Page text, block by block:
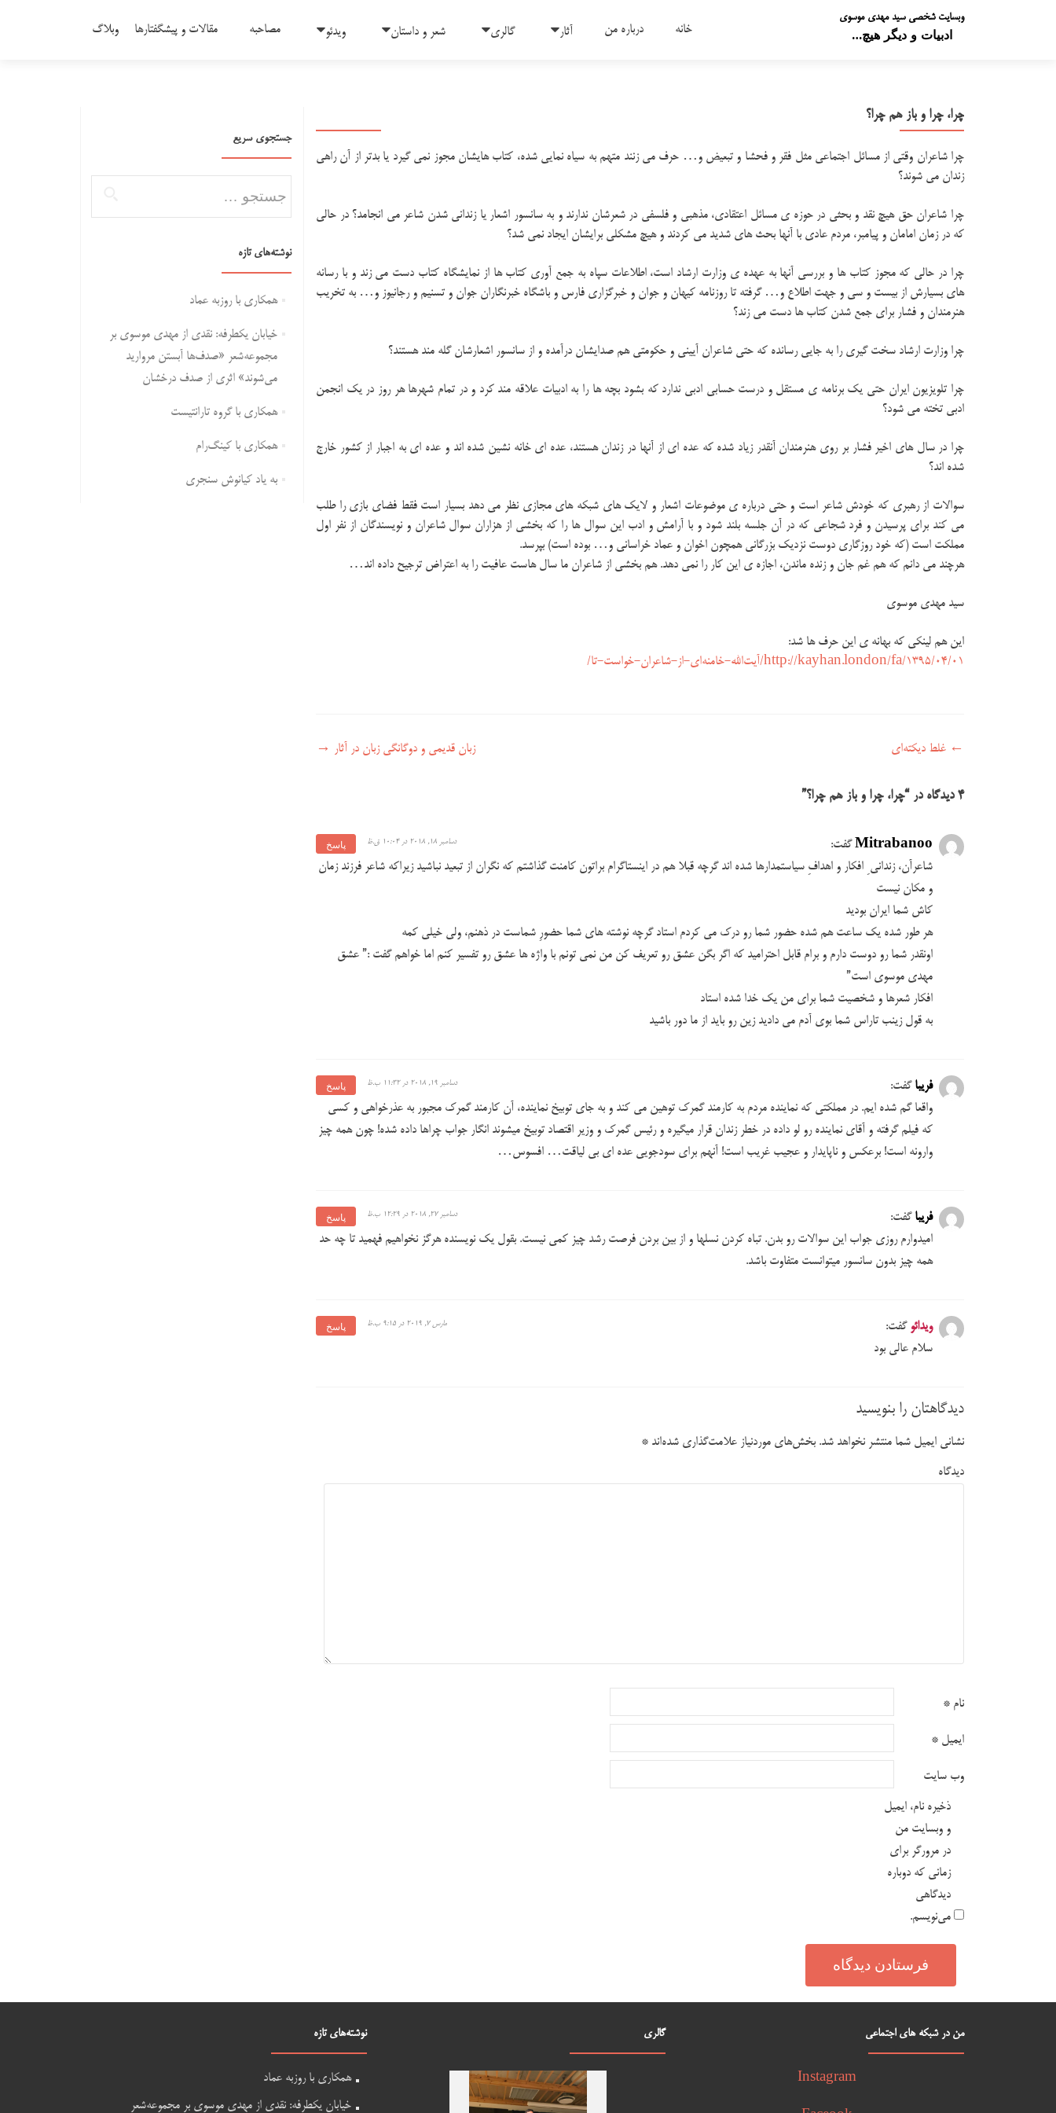
وبسایت شخصی سید مهدی موسوی
ادبیات و دیگر هیچ…
خانه
درباره من آثار گالری شعر و داستان ویدئو مصاحبه مقالات و پیشگفتارها وبلاگ
چرا، چرا و باز هم چرا؟
چرا شاعران وقتی از مسائل اجتماعی مثل فقر و فحشا و تبعیض و… حرف می زنند متهم به سیاه نمایی شده، کتاب هایشان مجوز نمی گیرد یا بدتر از آن راهی
زندان می شوند؟
چرا شاعران حق هیچ نقد و بحثی در حوزه ی مسائل اعتقادی، مذهبی و فلسفی در شعرشان ندارند و به سانسور اشعار یا زندانی شدن شاعر می انجامد؟ در حالی
که در زمان امامان و پیامبر، مردم عادی با آنها بحث های شدید می کردند و هیچ مشکلی برایشان ایجاد نمی شد؟
چرا در حالی که مجوز کتاب ها و بررسی آنها به عهده ی وزارت ارشاد است، اطلاعات سپاه به جمع آوری کتاب ها از نمایشگاه کتاب دست می زند و با رسانه
های بسیارش از بیست و سی و جهت اطلاع و… گرفته تا روزنامه کیهان و جوان و خبرگزاری فارس و باشگاه خبرنگاران جوان و تسنیم و رجانیوز و… به تخریب
هنرمندان و فشار برای جمع شدن کتاب ها دست می زند؟
چرا وزارت ارشاد سخت گیری را به جایی رسانده که حتی شاعران آیینی و حکومتی هم صدایشان درآمده و از سانسور اشعارشان گله مند هستند؟
چرا تلویزیون ایران حتی یک برنامه ی مستقل و درست حسابی ادبی ندارد که بشود بچه ها را به ادبیات علاقه مند کرد و در تمام شهرها هر روز در یک انجمن
ادبی تخته می شود؟
چرا در سال های اخیر فشار بر روی هنرمندان آنقدر زیاد شده که عده ای از آنها در زندان هستند، عده ای خانه نشین شده اند و عده ای به اجبار از کشور خارج
شده اند؟
سوالات از رهبری که خودش شاعر است و حتی درباره ی موضوعات اشعار و لایک های شبکه های مجازی نظر می دهد بسیار است فقط فضای بازی را طلب
می کند برای پرسیدن و فرد شجاعی که در آن جلسه بلند شود و با آرامش و ادب این سوال ها را که بخشی از هزاران سوال شاعران و نویسندگان از نفر اول
مملکت است (که خود روزگاری دوست نزدیک بزرگانی همچون اخوان و عماد خراسانی و… بوده است) بپرسد.
هرچند می دانم که هم غم جان و زنده ماندن، اجازه ی این کار را نمی دهد. هم بخشی از شاعران ما سال هاست عافیت را به اعتراض ترجیح داده اند…
سید مهدی موسوی
این هم لینکی که بهانه ی این حرف ها شد:
http://kayhan.london/fa/1395/04/01/آیت‌الله-خامنه‌ای-از-شاعران-خواست-تا/
راهبری نوشته
← غلط دیکته‌ای زبان قدیمی و دوگانگی زبان در آثار →
4 دیدگاه در “ چرا، چرا و باز هم چرا؟”
Mitrabanoo گفت: دسامبر 18, 2018 در 10:04 ق.ظ
شاعرآن، زندانی ِ افکار و اهدافِ سیاستمدارها شده اند گرچه قبلا هم در اینستاگرام براتون کامنت گذاشتم که نگران از تبعید نباشید زیراکه شاعر فرزند زمان
و مکان نیست
کاش شما ایران بودید
هر طور شده یک ساعت هم شده حضور شما رو درک می کردم استاد گرچه نوشته های شما حضورِ شماست در ذهنم، ولی خیلی کمه
اونقدر شما رو دوست دارم و برام قابل احترامید که اگر بگن عشق رو تعریف کن من نمی تونم با واژه ها عشق رو تفسیر کنم اما خواهم گفت :” عشق
مهدی موسوی است”
افکار شعرها و شخصیت شما برای من یک خدا شده استاد
به قول زینب تاراس شما بوی آدم می دادید زین رو باید از ما دور باشید
پاسخ
فریبا گفت: دسامبر 19, 2018 در 11:32 ب.ظ
واقعا گم شده ایم. در مملکتی که نماینده مردم به کارمند گمرک توهین می کند و به جای توبیخ نماینده، آن کارمند گمرک مجبور به عذرخواهی و کسی
که فیلم گرفته و آقای نماینده رو لو داده در خطر زندان قرار میگیره و رئیس گمرک و وزیر اقتصاد توبیخ میشوند انگار جواب چراها داده شده! چون همه چیز
وارونه است! برعکس و ناپایدار و عجیب غریب است! آنهم برای سودجویی عده ای بی لیاقت… افسوس…
پاسخ
فریبا گفت: دسامبر 27, 2018 در 12:29 ب.ظ
امیدوارم روزی جواب این سوالات رو بدن. تباه کردن نسلها و از بین بردن فرصت رشد چیز کمی نیست. بقول یک نویسنده هرگز نخواهیم فهمید تا چه حد
همه چیز بدون سانسور میتوانست متفاوت باشد.
پاسخ
ویدائو گفت: مارس 7, 2019 در 9:15 ب.ظ
سلام عالی بود
پاسخ
دیدگاهتان را بنویسید
نشانی ایمیل شما منتشر نخواهد شد. بخش‌های موردنیاز علامت‌گذاری شده‌اند *
دیدگاه
نام *
ایمیل *
وب‌ سایت
ذخیره نام، ایمیل
و وبسایت من
در مرورگر برای
زمانی که دوباره
دیدگاهی
می‌نویسم.
جستجوی سریع
نوشته‌های تازه
همکاری با روزبه عماد
خیابان یکطرفه: نقدی از مهدی موسوی بر
مجموعه‌شعر «صدف‌ها آبستن مروارید
می‌شوند» اثری از صدف درخشان
همکاری با گروه تارانتیست
همکاری با کینگ‌رام
به یاد کیانوش سنجری
من در شبکه های اجتماعی
Instagram
گالری نوشته‌های تازه
همکاری با روزبه عماد
خیابان یکطرفه: نقدی از مهدی موسوی بر مجموعه‌شعر